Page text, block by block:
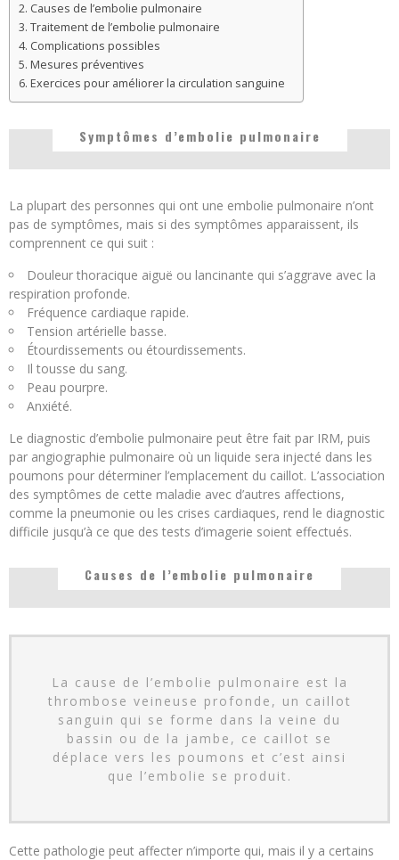
Causes de l’embolie pulmonaire
Traitement de l’embolie pulmonaire
Complications possibles
Mesures préventives
Exercices pour améliorer la circulation sanguine
Symptômes d’embolie pulmonaire
La plupart des personnes qui ont une embolie pulmonaire n’ont
pas de symptômes, mais si des symptômes apparaissent, ils
comprennent ce qui suit :
Douleur thoracique aiguë ou lancinante qui s’aggrave avec la
respiration profonde.
Fréquence cardiaque rapide.
Tension artérielle basse.
Étourdissements ou étourdissements.
Il tousse du sang.
Peau pourpre.
Anxiété.
Le diagnostic d’embolie pulmonaire peut être fait par IRM, puis
par angiographie pulmonaire où un liquide sera injecté dans les
poumons pour déterminer l’emplacement du caillot. L’association
des symptômes de cette maladie avec d’autres affections,
comme la pneumonie ou les crises cardiaques, rend le diagnostic
difficile jusqu’à ce que des tests d’imagerie soient effectués.
Causes de l’embolie pulmonaire
La cause de l’embolie pulmonaire est la
thrombose veineuse profonde, un caillot
sanguin qui se forme dans la veine du
bassin ou de la jambe, ce caillot se
déplace vers les poumons et c’est ainsi
que l’embolie se produit.
Cette pathologie peut affecter n’importe qui, mais il y a certains